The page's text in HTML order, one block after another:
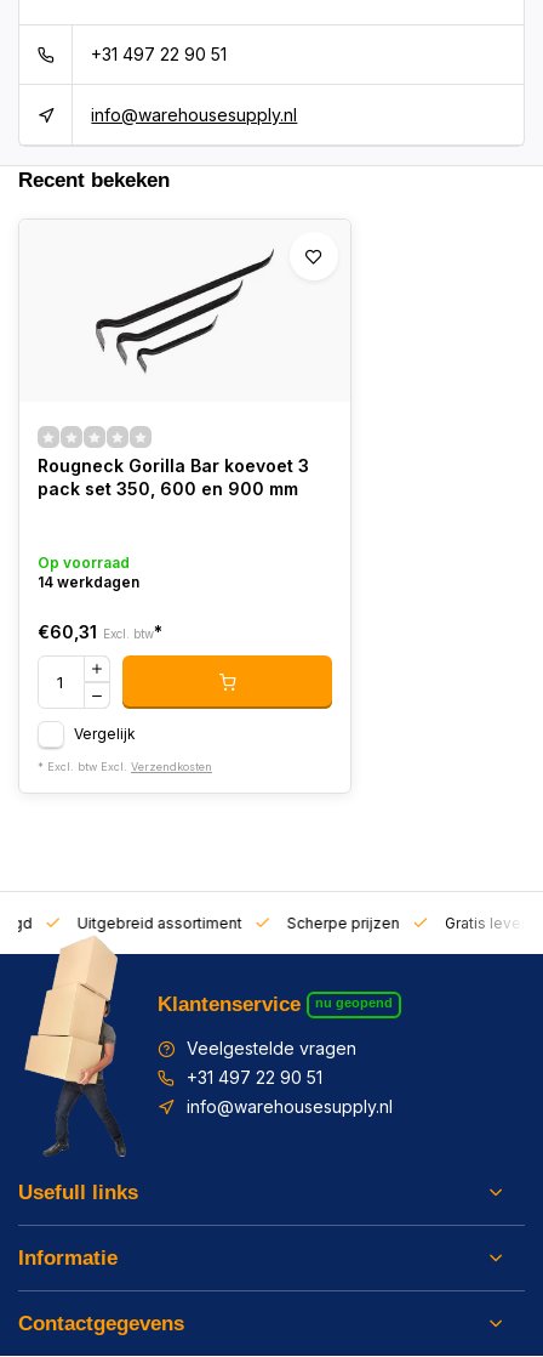
+31 497 22 90 51
info@warehousesupply.nl
Recent bekeken
Rougneck Gorilla Bar koevoet 3
pack set 350, 600 en 900 mm
Op voorraad
14 werkdagen
€60,31 Excl. btw*
Vergelijk
* Excl. btw Excl. Verzendkosten
Uitgebreid assortiment Scherpe prijzen Gratis
Klantenservice nu geopend
Veelgestelde vragen
+31 497 22 90 51
info@warehousesupply.nl
Usefull links
Informatie
Contactgegevens